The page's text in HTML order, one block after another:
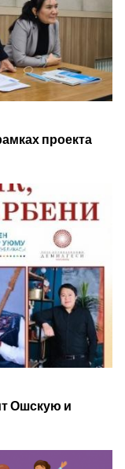
проекта
Ошскую и